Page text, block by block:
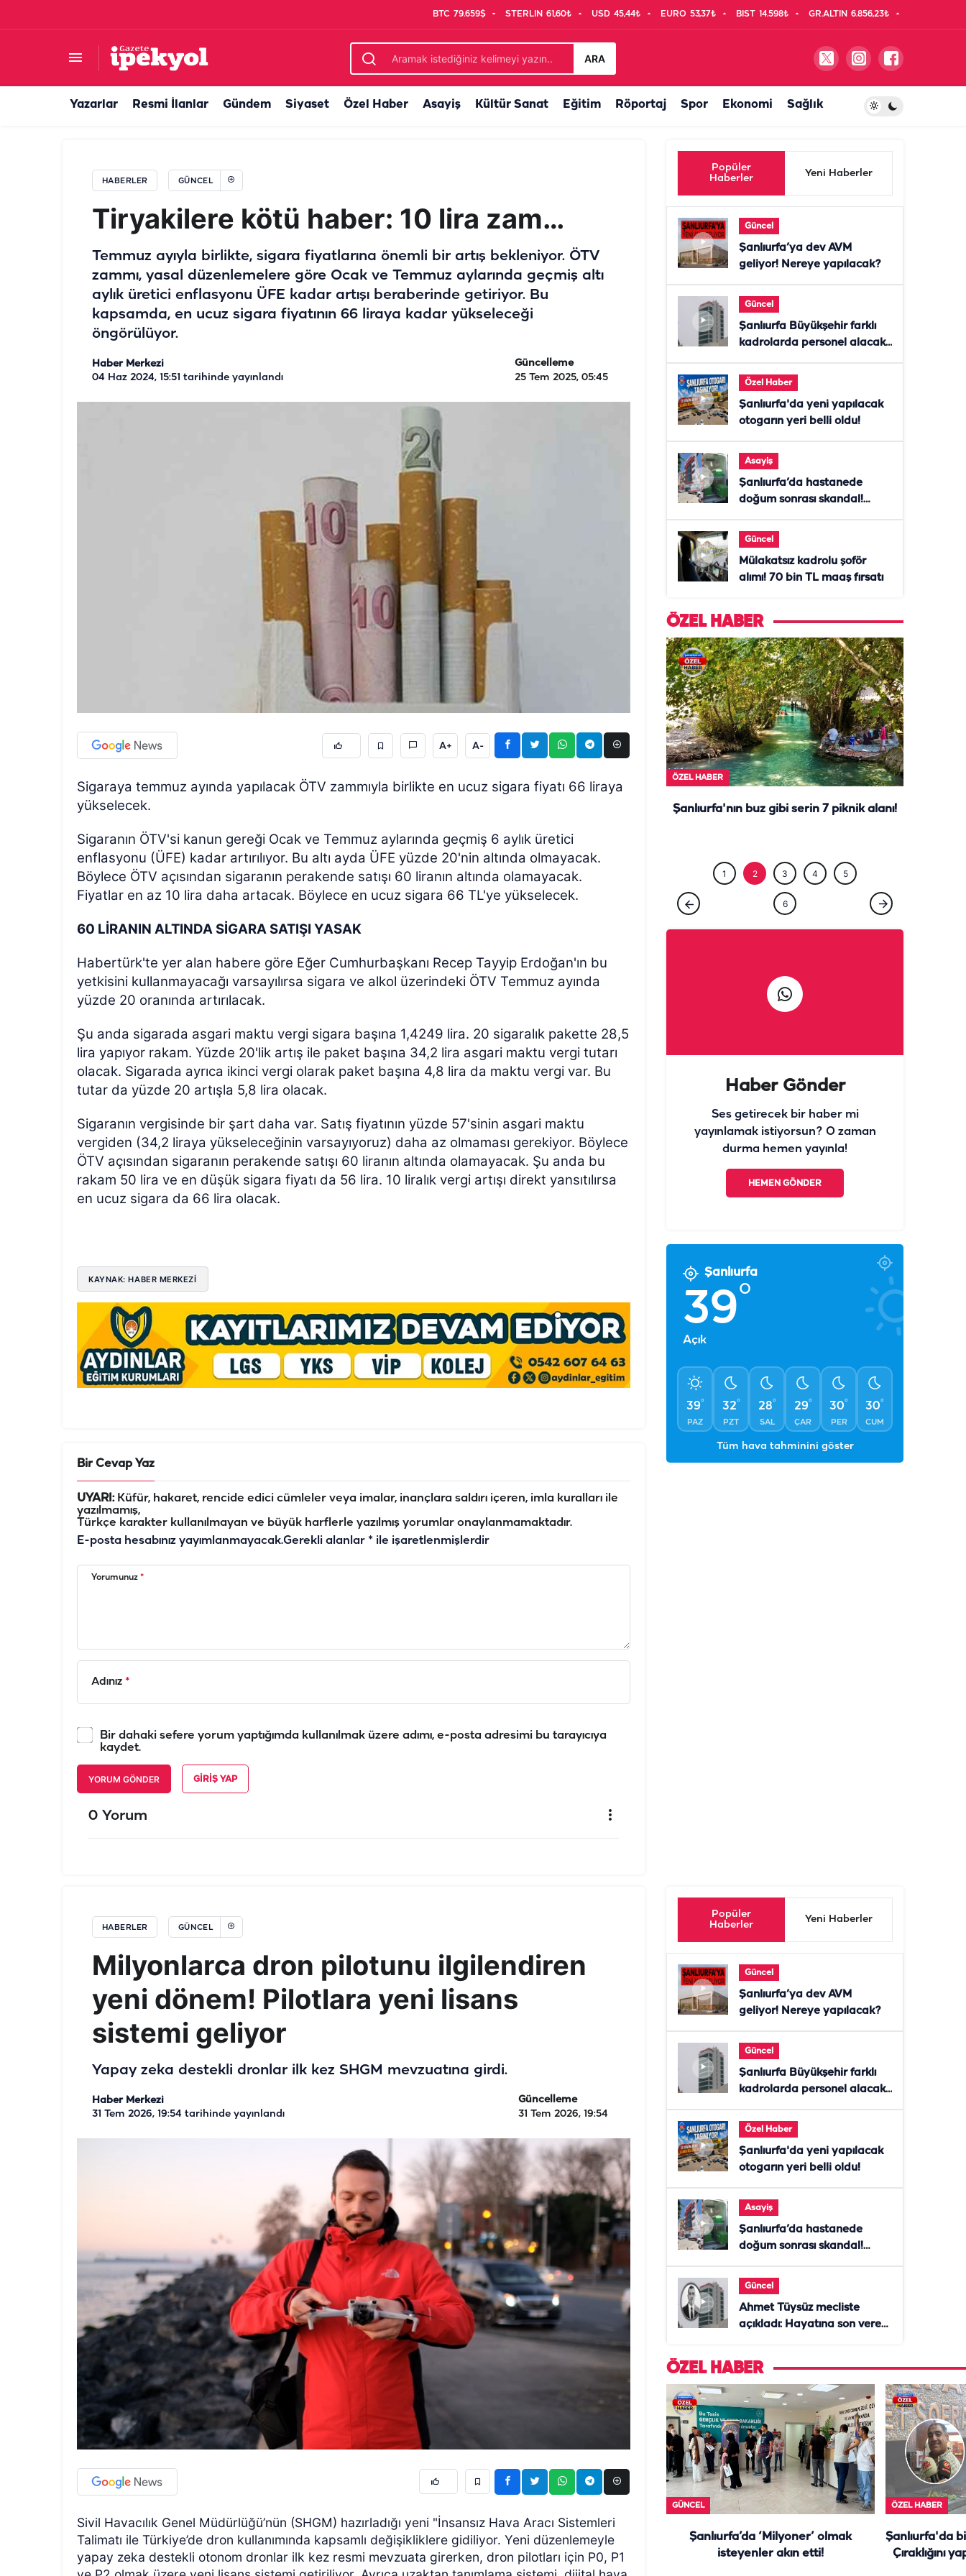
BTC 79.659$ STERLIN 61,60₺ USD 45,44₺ EURO 53,37₺ BIST 14.598₺ GR.ALTIN 6.856,23₺
ARA
Yazarlar Resmi İlanlar Gündem Siyaset Özel Haber Asayiş Kültür Sanat Eğitim Röportaj Spor Ekonomi Sağlık
HABERLER GÜNCEL
Tiryakilere kötü haber: 10 lira zam…
Temmuz ayıyla birlikte, sigara fiyatlarına önemli bir artış bekleniyor. ÖTV
zammı, yasal düzenlemelere göre Ocak ve Temmuz aylarında geçmiş altı
aylık üretici enflasyonu ÜFE kadar artışı beraberinde getiriyor. Bu
kapsamda, en ucuz sigara fiyatının 66 liraya kadar yükseleceği
öngörülüyor.
Haber Merkezi
04 Haz 2024, 15:51 tarihinde yayınlandı
Güncelleme
25 Tem 2025, 05:45
A+ A-
Sigaraya temmuz ayında yapılacak ÖTV zammıyla birlikte en ucuz sigara fiyatı 66 liraya
yükselecek.
Sigaranın ÖTV'si kanun gereği Ocak ve Temmuz aylarında geçmiş 6 aylık üretici
enflasyonu (ÜFE) kadar artırılıyor. Bu altı ayda ÜFE yüzde 20'nin altında olmayacak.
Böylece ÖTV açısından sigaranın perakende satışı 60 liranın altında olamayacak.
Fiyatlar en az 10 lira daha artacak. Böylece en ucuz sigara 66 TL'ye yükselecek.
60 LİRANIN ALTINDA SİGARA SATIŞI YASAK
Habertürk'te yer alan habere göre Eğer Cumhurbaşkanı Recep Tayyip Erdoğan'ın bu
yetkisini kullanmayacağı varsayılırsa sigara ve alkol üzerindeki ÖTV Temmuz ayında
yüzde 20 oranında artırılacak.
Şu anda sigarada asgari maktu vergi sigara başına 1,4249 lira. 20 sigaralık pakette 28,5
lira yapıyor rakam. Yüzde 20'lik artış ile paket başına 34,2 lira asgari maktu vergi tutarı
olacak. Sigarada ayrıca ikinci vergi olarak paket başına 4,8 lira da maktu vergi var. Bu
tutar da yüzde 20 artışla 5,8 lira olacak.
Sigaranın vergisinde bir şart daha var. Satış fiyatının yüzde 57'sinin asgari maktu
vergiden (34,2 liraya yükseleceğinin varsayıyoruz) daha az olmaması gerekiyor. Böylece
ÖTV açısından sigaranın perakende satışı 60 liranın altında olamayacak. Şu anda bu
rakam 50 lira ve en düşük sigara fiyatı da 56 lira. 10 liralık vergi artışı direkt yansıtılırsa
en ucuz sigara da 66 lira olacak.
KAYNAK: HABER MERKEZİ
Bir Cevap Yaz
UYARI:Küfür, hakaret, rencide edici cümleler veya imalar, inançlara saldırı içeren, imla kuralları ile
yazılmamış,
Türkçe karakter kullanılmayan ve büyük harflerle yazılmış yorumlar onaylanmamaktadır.
E-posta hesabınız yayımlanmayacak.Gerekli alanlar * ile işaretlenmişlerdir
Yorumunuz *
Adınız *
Bir dahaki sefere yorum yaptığımda kullanılmak üzere adımı, e-posta adresimi bu tarayıcıya
kaydet.
YORUM GÖNDER GIRIŞ YAP
0 Yorum
Popüler
Haberler
Yeni Haberler
Güncel
Şanlıurfa’ya dev AVM
geliyor! Nereye yapılacak?
Güncel
Şanlıurfa Büyükşehir farklı
kadrolarda personel alacak!
Özel Haber
Şanlıurfa'da yeni yapılacak
otogarın yeri belli oldu!
Asayiş
Şanlıurfa’da hastanede
doğum sonrası skandal!
Güncel
Mülakatsız kadrolu şoför
alımı! 70 bin TL maaş fırsatı
ÖZEL HABER
ÖZEL HABER
Şanlıurfa'nın buz gibi serin 7 piknik alanı!
1 2 3 4 5
6
Haber Gönder
Ses getirecek bir haber mi
yayınlamak istiyorsun? O zaman
durma hemen yayınla!
HEMEN GÖNDER
Şanlıurfa
39°
Açık
39°
PAZ
32°
PZT
28°
SAL
29°
ÇAR
30°
PER
30°
CUM
Tüm hava tahminini göster
HABERLER GÜNCEL
Milyonlarca dron pilotunu ilgilendiren
yeni dönem! Pilotlara yeni lisans
sistemi geliyor
Yapay zeka destekli dronlar ilk kez SHGM mevzuatına girdi.
Haber Merkezi
31 Tem 2026, 19:54 tarihinde yayınlandı
Güncelleme
31 Tem 2026, 19:54
Sivil Havacılık Genel Müdürlüğü’nün (SHGM) hazırladığı yeni "İnsansız Hava Aracı Sistemleri
Talimatı ile Türkiye’de dron kullanımında kapsamlı değişikliklere gidiliyor. Yeni düzenlemeyle
yapay zeka destekli otonom dronlar ilk kez resmi mevzuata girerken, dron pilotları için P0, P1
Milyonlarca dron pilotunu ilgilendiren yeni dönem! Pilotlara yeni lisans sistemi geliyor
Popüler
Haberler
Yeni Haberler
Güncel
Şanlıurfa’ya dev AVM
geliyor! Nereye yapılacak?
Güncel
Şanlıurfa Büyükşehir farklı
kadrolarda personel alacak!
Özel Haber
Şanlıurfa'da yeni yapılacak
otogarın yeri belli oldu!
Asayiş
Şanlıurfa’da hastanede
doğum sonrası skandal!
Güncel
Ahmet Tüysüz mecliste
açıkladı: Hayatına son veren
ÖZEL HABER
GÜNCEL
Şanlıurfa’da ‘Milyoner’ olmak
isteyenler akın etti!
ÖZEL HABER
Şanlıurfa'da
Çıraklığını